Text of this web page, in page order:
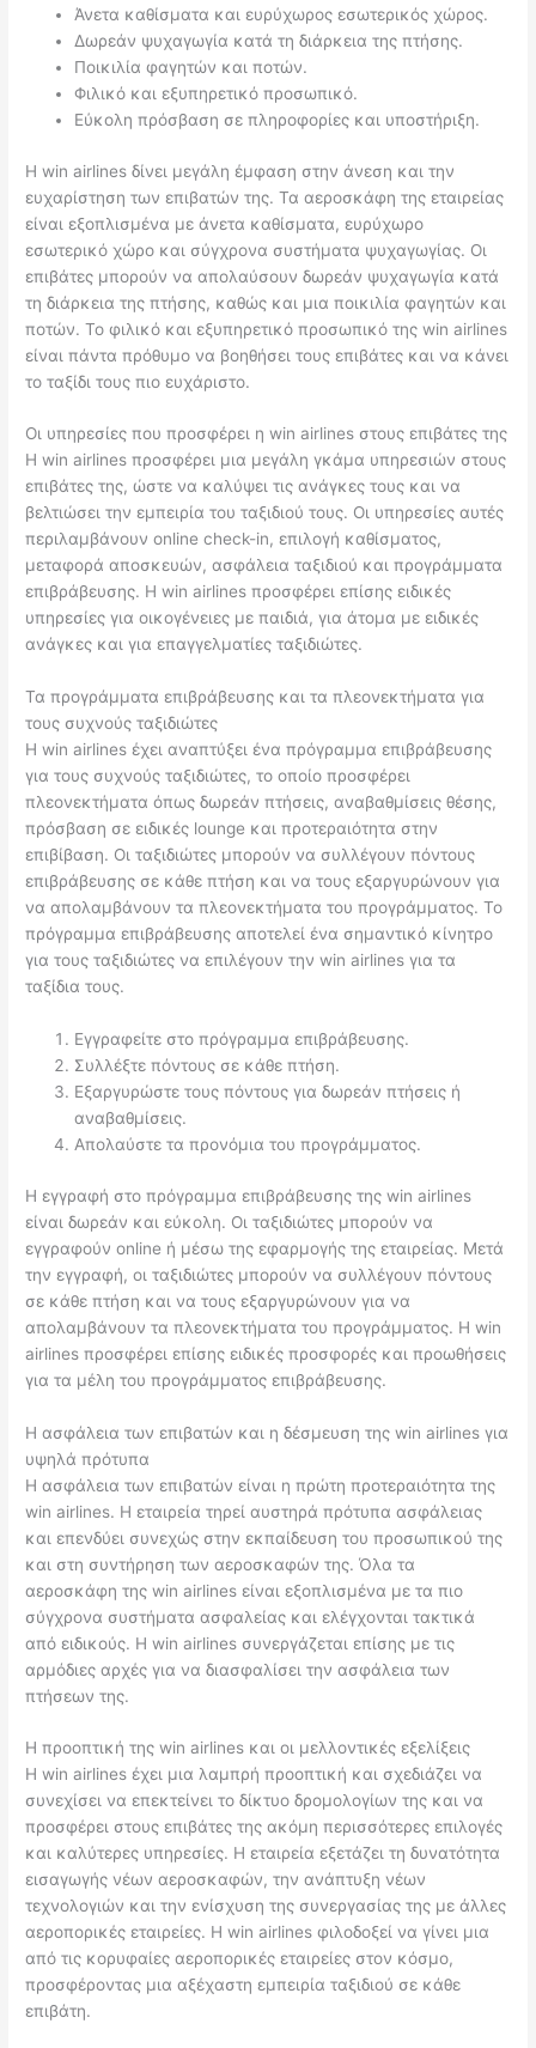
Άνετα καθίσματα και ευρύχωρος εσωτερικός χώρος.
Δωρεάν ψυχαγωγία κατά τη διάρκεια της πτήσης.
Ποικιλία φαγητών και ποτών.
Φιλικό και εξυπηρετικό προσωπικό.
Εύκολη πρόσβαση σε πληροφορίες και υποστήριξη.
Η win airlines δίνει μεγάλη έμφαση στην άνεση και την
ευχαρίστηση των επιβατών της. Τα αεροσκάφη της εταιρείας
είναι εξοπλισμένα με άνετα καθίσματα, ευρύχωρο
εσωτερικό χώρο και σύγχρονα συστήματα ψυχαγωγίας. Οι
επιβάτες μπορούν να απολαύσουν δωρεάν ψυχαγωγία κατά
τη διάρκεια της πτήσης, καθώς και μια ποικιλία φαγητών και
ποτών. Το φιλικό και εξυπηρετικό προσωπικό της win airlines
είναι πάντα πρόθυμο να βοηθήσει τους επιβάτες και να κάνει
το ταξίδι τους πιο ευχάριστο.
Οι υπηρεσίες που προσφέρει η win airlines στους επιβάτες της
Η win airlines προσφέρει μια μεγάλη γκάμα υπηρεσιών στους
επιβάτες της, ώστε να καλύψει τις ανάγκες τους και να
βελτιώσει την εμπειρία του ταξιδιού τους. Οι υπηρεσίες αυτές
περιλαμβάνουν online check-in, επιλογή καθίσματος,
μεταφορά αποσκευών, ασφάλεια ταξιδιού και προγράμματα
επιβράβευσης. Η win airlines προσφέρει επίσης ειδικές
υπηρεσίες για οικογένειες με παιδιά, για άτομα με ειδικές
ανάγκες και για επαγγελματίες ταξιδιώτες.
Τα προγράμματα επιβράβευσης και τα πλεονεκτήματα για
τους συχνούς ταξιδιώτες
Η win airlines έχει αναπτύξει ένα πρόγραμμα επιβράβευσης
για τους συχνούς ταξιδιώτες, το οποίο προσφέρει
πλεονεκτήματα όπως δωρεάν πτήσεις, αναβαθμίσεις θέσης,
πρόσβαση σε ειδικές lounge και προτεραιότητα στην
επιβίβαση. Οι ταξιδιώτες μπορούν να συλλέγουν πόντους
επιβράβευσης σε κάθε πτήση και να τους εξαργυρώνουν για
να απολαμβάνουν τα πλεονεκτήματα του προγράμματος. Το
πρόγραμμα επιβράβευσης αποτελεί ένα σημαντικό κίνητρο
για τους ταξιδιώτες να επιλέγουν την win airlines για τα
ταξίδια τους.
Εγγραφείτε στο πρόγραμμα επιβράβευσης.
Συλλέξτε πόντους σε κάθε πτήση.
Εξαργυρώστε τους πόντους για δωρεάν πτήσεις ή
αναβαθμίσεις.
Απολαύστε τα προνόμια του προγράμματος.
Η εγγραφή στο πρόγραμμα επιβράβευσης της win airlines
είναι δωρεάν και εύκολη. Οι ταξιδιώτες μπορούν να
εγγραφούν online ή μέσω της εφαρμογής της εταιρείας. Μετά
την εγγραφή, οι ταξιδιώτες μπορούν να συλλέγουν πόντους
σε κάθε πτήση και να τους εξαργυρώνουν για να
απολαμβάνουν τα πλεονεκτήματα του προγράμματος. Η win
airlines προσφέρει επίσης ειδικές προσφορές και προωθήσεις
για τα μέλη του προγράμματος επιβράβευσης.
Η ασφάλεια των επιβατών και η δέσμευση της win airlines για
υψηλά πρότυπα
Η ασφάλεια των επιβατών είναι η πρώτη προτεραιότητα της
win airlines. Η εταιρεία τηρεί αυστηρά πρότυπα ασφάλειας
και επενδύει συνεχώς στην εκπαίδευση του προσωπικού της
και στη συντήρηση των αεροσκαφών της. Όλα τα
αεροσκάφη της win airlines είναι εξοπλισμένα με τα πιο
σύγχρονα συστήματα ασφαλείας και ελέγχονται τακτικά
από ειδικούς. Η win airlines συνεργάζεται επίσης με τις
αρμόδιες αρχές για να διασφαλίσει την ασφάλεια των
πτήσεων της.
Η προοπτική της win airlines και οι μελλοντικές εξελίξεις
Η win airlines έχει μια λαμπρή προοπτική και σχεδιάζει να
συνεχίσει να επεκτείνει το δίκτυο δρομολογίων της και να
προσφέρει στους επιβάτες της ακόμη περισσότερες επιλογές
και καλύτερες υπηρεσίες. Η εταιρεία εξετάζει τη δυνατότητα
εισαγωγής νέων αεροσκαφών, την ανάπτυξη νέων
τεχνολογιών και την ενίσχυση της συνεργασίας της με άλλες
αεροπορικές εταιρείες. Η win airlines φιλοδοξεί να γίνει μια
από τις κορυφαίες αεροπορικές εταιρείες στον κόσμο,
προσφέροντας μια αξέχαστη εμπειρία ταξιδιού σε κάθε
επιβάτη.